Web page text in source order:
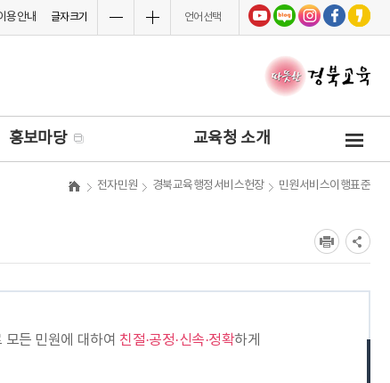
용안내 글자크기 언어선택
사
트
홍보마당 교육청 소개
전자민원 경북교육행정서비스헌장 민원서비스이행표준
든 민원에 대하여 친절·공정·신속·정확하게